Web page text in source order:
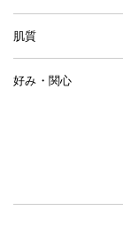
肌質
好み・関心